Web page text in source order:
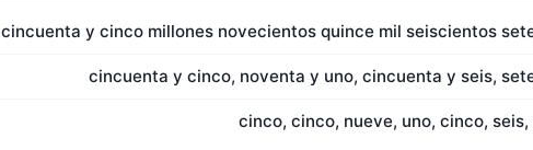
cincuenta y cinco millones novecientos quince mil seiscientos
cincuenta y cinco, noventa y uno, cincuenta y seis,
cinco, cinco, nueve, uno, cinco,